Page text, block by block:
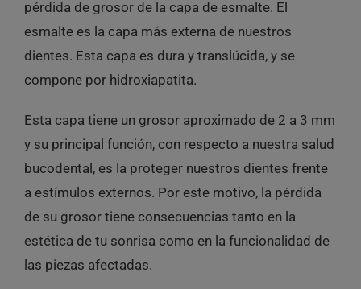
pérdida de grosor de la capa de esmalte. El
esmalte es la capa más externa de nuestros
dientes. Esta capa es dura y translúcida, y se
compone por hidroxiapatita.
Esta capa tiene un grosor aproximado de 2 a 3 mm
y su principal función, con respecto a nuestra salud
bucodental, es la proteger nuestros dientes frente
a estímulos externos. Por este motivo, la pérdida
de su grosor tiene consecuencias tanto en la
estética de tu sonrisa como en la funcionalidad de
las piezas afectadas.